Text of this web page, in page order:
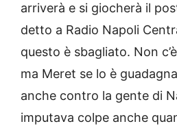
arriverà e si giocherà il
detto a Radio Napoli
questo è sbagliato. Non
ma Meret se lo è
anche contro la gente di
imputava colpe anche